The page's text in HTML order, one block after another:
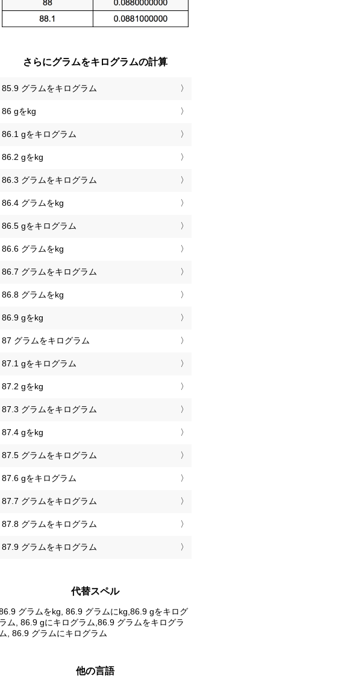
さらにグラムをキログラムの計算
85.9 グラムをキログラム
86 gをkg
86.1 gをキログラム
86.2 gをkg
86.3 グラムをキログラム
86.4 グラムをkg
86.5 gをキログラム
86.6 グラムをkg
86.7 グラムをキログラム
86.8 グラムをkg
86.9 gをkg
87 グラムをキログラム
87.1 gをキログラム
87.2 gをkg
87.3 グラムをキログラム
87.4 gをkg
87.5 グラムをキログラム
87.6 gをキログラム
87.7 グラムをキログラム
87.8 グラムをキログラム
87.9 グラムをキログラム
代替スペル
グラムをkg, 86.9 グラムにkg,86.9 gをキログ
ラム, 86.9 gにキログラム,86.9 グラムをキログラ
ム, 86.9 グラムにキログラム
他の言語